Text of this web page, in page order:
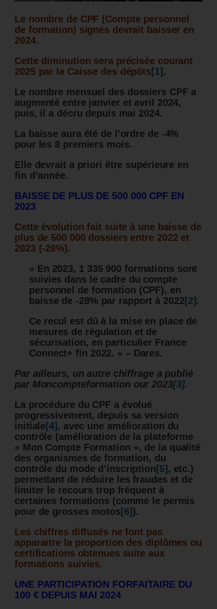
Le nombre de CPF (Compte personnel
de formation) signés devrait baisser en
2024.
Cette diminution sera précisée courant
2025 par la Caisse des dépôts [1] .
Le nombre mensuel des dossiers CPF a
augmenté entre janvier et avril 2024,
puis, il a décru depuis mai 2024.
La baisse aura été de l’ordre de -4%
pour les 8 premiers mois.
Elle devrait a priori être supérieure en
fin d’année.
BAISSE DE PLUS DE 500 000 CPF EN
2023
Cette évolution fait suite à une baisse de
plus de 500 000 dossiers entre 2022 et
2023 (-28%).
« En 2023, 1 335 900 formations sont
suivies dans le cadre du compte
personnel de formation (CPF), en
baisse de -28% par rapport à 2022 [2].
Ce recul est dû à la mise en place de
mesures de régulation et de
sécurisation, en particulier France
Connect+ fin 2022. » – Dares.
Par ailleurs, un autre chiffrage a publié
par Moncompteformation our 2023[3].
La procédure du CPF a évolué
progressivement, depuis sa version
initiale [4] , avec une amélioration du
contrôle (amélioration de la plateforme
« Mon Compte Formation », de la qualité
des organismes de formation, du
contrôle du mode d’inscription [5] , etc.)
permettant de réduire les fraudes et de
limiter le recours trop fréquent à
certaines formations (comme le permis
pour de grosses motos [6]).
Les chiffres diffusés ne font pas
apparaitre la proportion des diplômes ou
certifications obtenues suite aux
formations suivies.
UNE PARTICIPATION FORFAITAIRE DU
100 € DEPUIS MAI 2024